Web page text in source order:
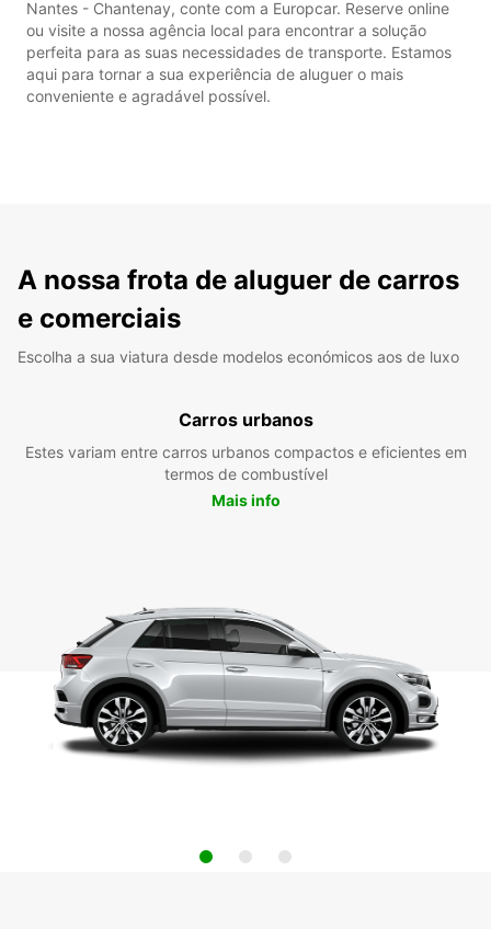
Nantes - Chantenay, conte com a Europcar. Reserve online
ou visite a nossa agência local para encontrar a solução
perfeita para as suas necessidades de transporte. Estamos
aqui para tornar a sua experiência de aluguer o mais
conveniente e agradável possível.
A nossa frota de aluguer de carros
e comerciais
Escolha a sua viatura desde modelos económicos aos de luxo
Carros urbanos
Estes variam entre carros urbanos compactos e eficientes em
termos de combustível
Mais info